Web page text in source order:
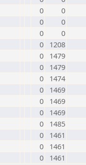
0
0
0
0
0
0
0
1208
0
1479
0
1479
0
1474
0
1469
0
1469
0
1469
0
1485
0
1461
0
1461
0 1461